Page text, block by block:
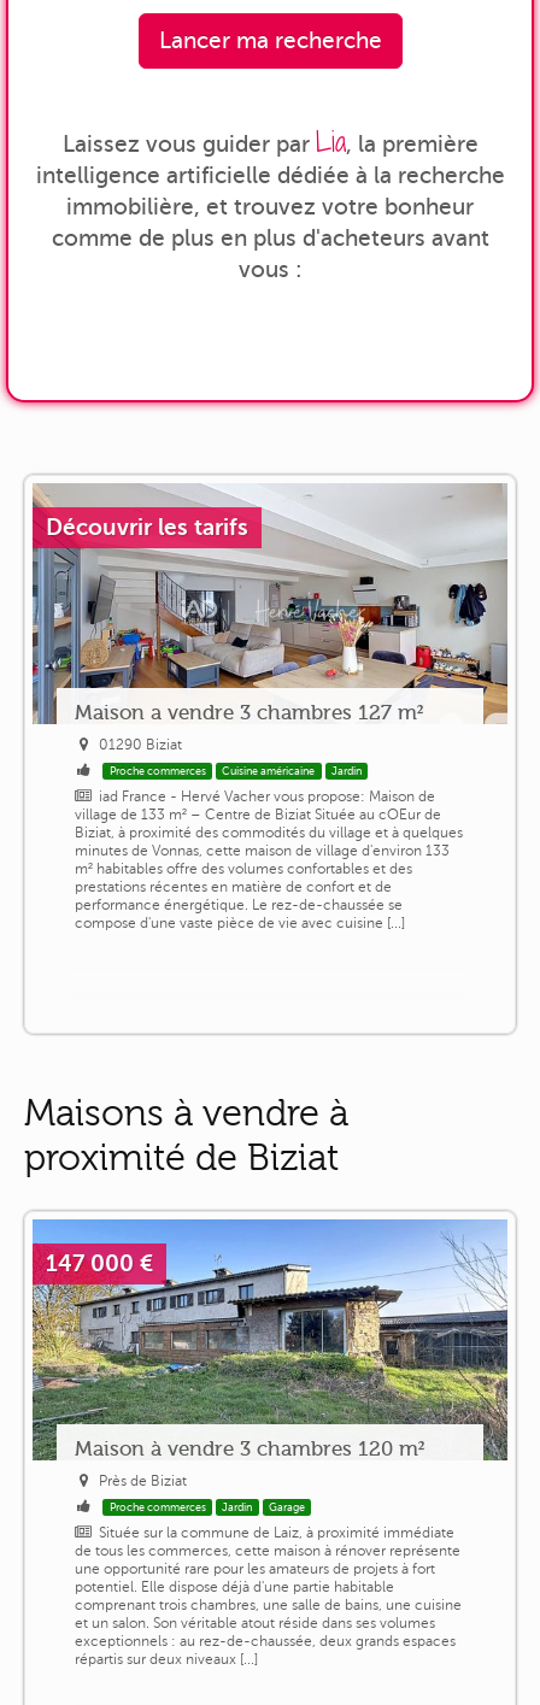
Lancer ma recherche
Laissez vous guider par Lia, la première
intelligence artificielle dédiée à la recherche
immobilière, et trouvez votre bonheur
comme de plus en plus d'acheteurs avant
vous :
Découvrir les tarifs
Maison a vendre 3 chambres 127 m²
01290 Biziat
Proche commerces Cuisine américaine Jardin
iad France - Hervé Vacher vous propose: Maison de
village de 133 m² – Centre de Biziat Située au cOEur de
Biziat, à proximité des commodités du village et à quelques
minutes de Vonnas, cette maison de village d'environ 133
m² habitables offre des volumes confortables et des
prestations récentes en matière de confort et de
performance énergétique. Le rez-de-chaussée se
compose d'une vaste pièce de vie avec cuisine [...]
Maisons à vendre à
proximité de Biziat
147 000 €
Maison à vendre 3 chambres 120 m²
Près de Biziat
Proche commerces Jardin Garage
Située sur la commune de Laiz, à proximité immédiate
de tous les commerces, cette maison à rénover représente
une opportunité rare pour les amateurs de projets à fort
potentiel. Elle dispose déjà d'une partie habitable
comprenant trois chambres, une salle de bains, une cuisine
et un salon. Son véritable atout réside dans ses volumes
exceptionnels : au rez-de-chaussée, deux grands espaces
répartis sur deux niveaux [...]